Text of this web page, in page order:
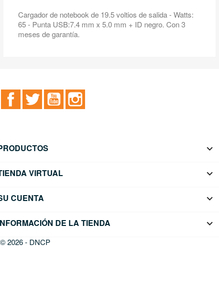
Cargador de notebook de 19.5 voltios de salida - Watts:
65 - Punta USB:7.4 mm x 5.0 mm + ID negro. Con 3
meses de garantía.
FacebookTwitter YouTube

VIRTUAL 
CUENTA 
DE LA TIENDA keyboard_arrow_down
© 2026 - DNCP